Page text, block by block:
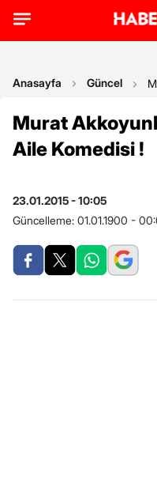
Anasayfa Güncel
Murat
Aile Komedisi !
23.01.2015 - 10:05
Güncelleme: 01.01.1900 -